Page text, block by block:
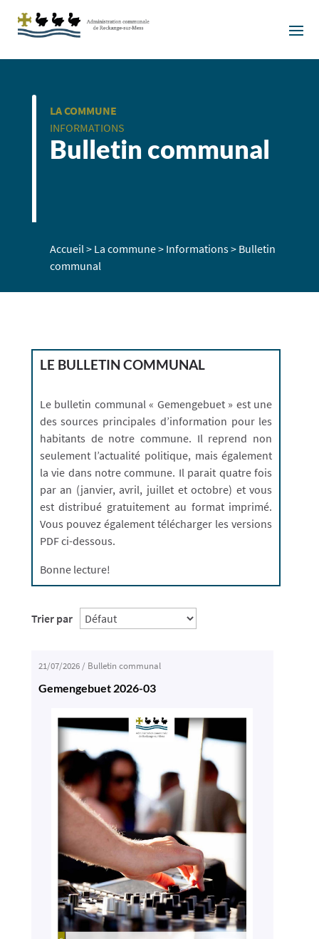
LA COMMUNE
INFORMATIONS
Bulletin communal
Accueil > La commune> Informations> Bulletin
communal
LE BULLETIN COMMUNAL
Le bulletin communal « Gemengebuet » est une
des sources principales d’information pour les
habitants de notre commune. Il reprend non
seulement l’actualité politique, mais également
la vie dans notre commune. Il parait quatre fois
par an (janvier, avril, juillet et octobre) et vous
est distribué gratuitement au format imprimé.
Vous pouvez également télécharger les versions
PDF ci-dessous.
Bonne lecture!
Trier par
21/07/2026/ Bulletin communal
Gemengebuet 2026-03